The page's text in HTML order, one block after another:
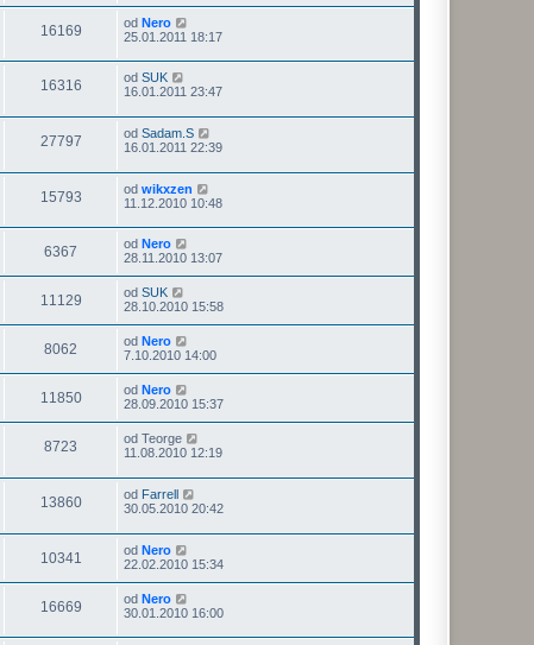
16169 od Nero
25.01.2011 18:17
16316 od SUK
16.01.2011 23:47
27797 od Sadam.S
16.01.2011 22:39
15793 od wikxzen
11.12.2010 10:48
6367 od Nero
28.11.2010 13:07
11129 od SUK
28.10.2010 15:58
8062 od Nero
7.10.2010 14:00
11850 od Nero
28.09.2010 15:37
8723 od Teorge
11.08.2010 12:19
13860 od Farrell
30.05.2010 20:42
10341 od Nero
22.02.2010 15:34
16669 od Nero
30.01.2010 16:00